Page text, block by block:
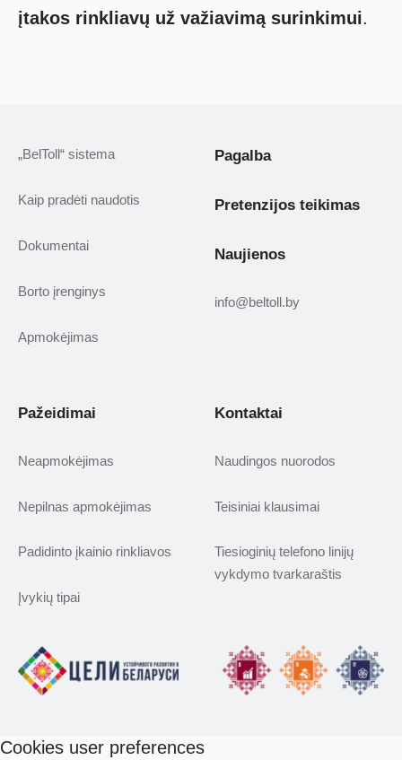
įtakos rinkliavų už važiavimą surinkimui.
„BelToll“ sistema
Kaip pradėti naudotis
Dokumentai
Borto įrenginys
Apmokėjimas
Pagalba
Pretenzijos teikimas
Naujienos
info@beltoll.by
Pažeidimai
Neapmokėjimas
Nepilnas apmokėjimas
Padidinto įkainio rinkliavos
Įvykių tipai
Kontaktai
Naudingos nuorodos
Teisiniai klausimai
Tiesioginių telefono linijų
vykdymo tvarkaraštis
Cookies user preferences